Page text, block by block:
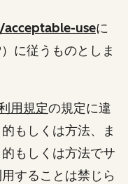
useに
に従うものとしま
用規定の規定に違
もしくは方法、ま
もしくは方法でサ
することは禁じら